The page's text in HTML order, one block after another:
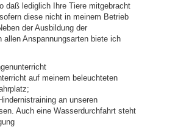
daß lediglich Ihre Tiere mitgebracht
diese nicht in meinem Betrieb
der Ausbildung der
allen Anspannungsarten biete ich
auf meinem beleuchteten
an unseren
Auch eine Wasserdurchfahrt steht